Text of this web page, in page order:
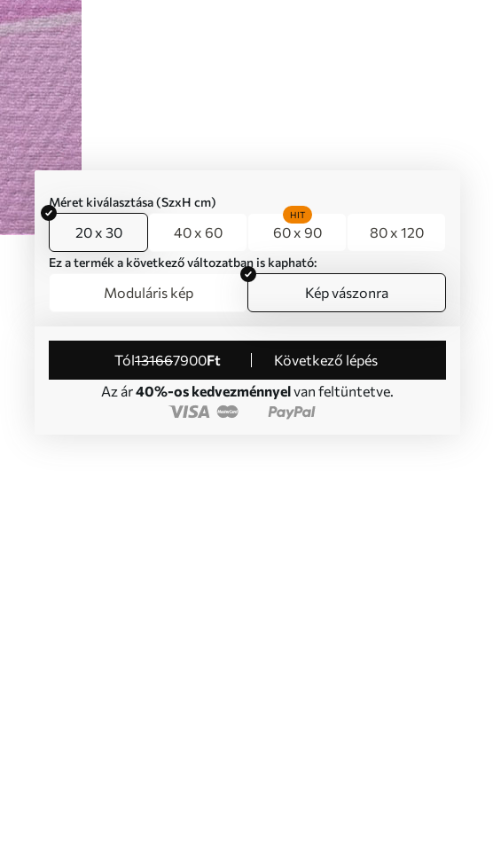
Méret kiválasztása (SzxH cm)
20 x 30 40 x 60 60 x 90
HIT
80 x 120
Ez a termék a következő változatban is kapható:
Moduláris kép Kép vászonra
Tól131667900Ft
Következő lépés
Az ár40%-os kedvezménnyelvan feltüntetve.